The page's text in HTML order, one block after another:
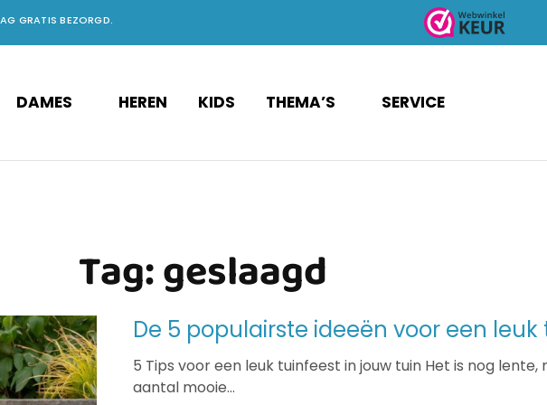
GRATIS BEZORGD.
DAMES HEREN KIDS THEMA’S SERVICE
Tag:geslaagd
De 5 populairste ideeën voor een
5 Tips voor een leuk tuinfeest in jouw tuin Het is nog
aantal mooie…